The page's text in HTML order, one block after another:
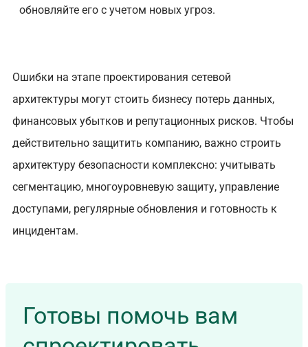
обновляйте его с учетом новых угроз.
Ошибки на этапе проектирования сетевой
архитектуры могут стоить бизнесу потерь данных,
финансовых убытков и репутационных рисков. Чтобы
действительно защитить компанию, важно строить
архитектуру безопасности комплексно: учитывать
сегментацию, многоуровневую защиту, управление
доступами, регулярные обновления и готовность к
инцидентам.
Готовы помочь вам